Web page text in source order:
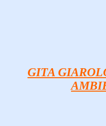
GITA